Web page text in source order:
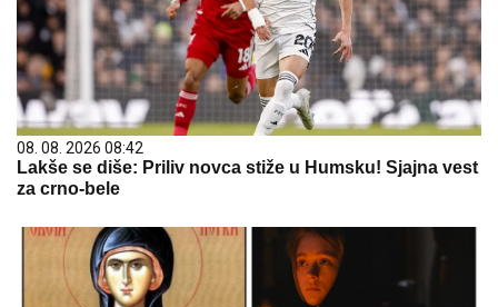
08. 08. 2026 08:42
Lakše se diše: Priliv novca stiže u Humsku! Sjajna vest
za crno-bele